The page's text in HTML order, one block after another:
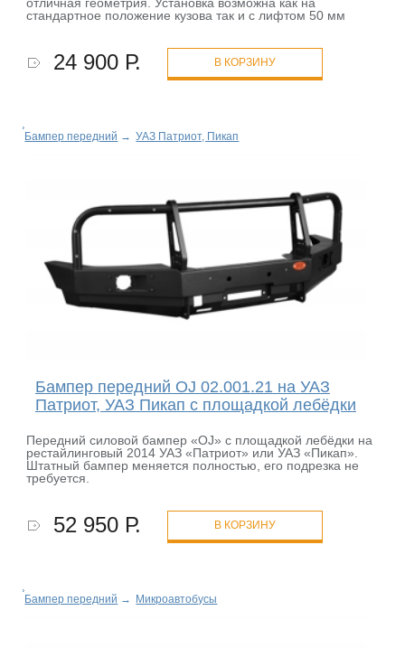
стандартное положение кузова так и с лифтом 50 мм
24 900 Р. В КОРЗИНУ
Бампер передний → УАЗ Патриот, Пикап
Бампер передний OJ 02.001.21 на УАЗ
Патриот, УАЗ Пикап с площадкой лебёдки
Передний силовой бампер «OJ» с площадкой лебёдки на
рестайлинговый 2014 УАЗ «Патриот» или УАЗ «Пикап».
Штатный бампер меняется полностью, его подрезка не
требуется.
52 950 Р. В КОРЗИНУ
Бампер передний → Микроавтобусы